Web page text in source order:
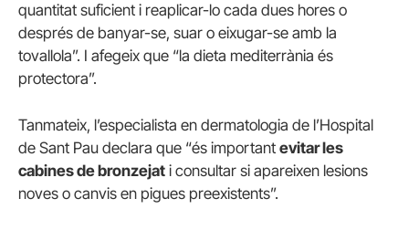
quantitat suficient i reaplicar-lo cada dues hores o
després de banyar-se, suar o eixugar-se amb la
tovallola”. I afegeix que “la dieta mediterrània és
protectora”.
Tanmateix, l’especialista en dermatologia de l’Hospital
de Sant Pau declara que “és important evitar les
cabines de bronzejat i consultar si apareixen lesions
noves o canvis en pigues preexistents”.